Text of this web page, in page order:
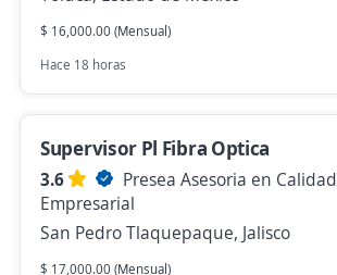
$ 16,000.00 (Mensual)
Hace 18 horas
Supervisor Pl Fibra Optica
3.6
Presea Asesoria en Calidad
Empresarial
San Pedro Tlaquepaque, Jalisco
$ 17,000.00 (Mensual)